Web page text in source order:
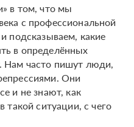
в том, что мы
с профессиональной
подсказываем, какие
в определённых
Нам часто пишут люди,
Они
и не знают, как
такой ситуации, с чего